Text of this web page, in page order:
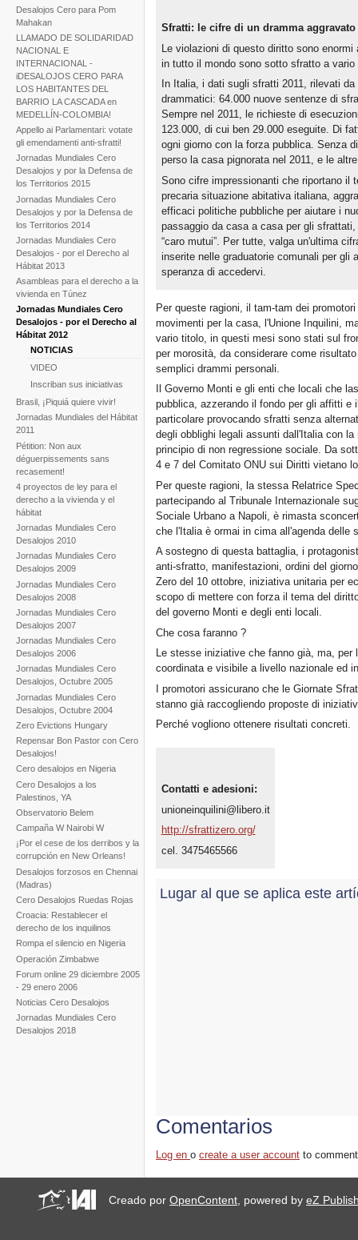
Desalojos Cero para Pom
Mahakan
LLAMADO DE SOLIDARIDAD
NACIONAL E
INTERNACIONAL -
iDESALOJOS CERO PARA
LOS HABITANTES DEL
BARRIO LA CASCADA en
MEDELLÍN-COLOMBIA!
Appello ai Parlamentari: votate
gli emendamenti anti-sfratti!
Jornadas Mundiales Cero
Desalojos y por la Defensa de
los Territorios 2015
Jornadas Mundiales Cero
Desalojos y por la Defensa de
los Territorios 2014
Jornadas Mundiales Cero
Desalojos - por el Derecho al
Hábitat 2013
Asambleas para el derecho a la
vivienda en Túnez
Jornadas Mundiales Cero
Desalojos - por el Derecho al
Hábitat 2012
NOTICIAS
VIDEO
Inscriban sus iniciativas
Brasil, ¡Piquiá quiere vivir!
Jornadas Mundiales del Hábitat
2011
Pétition: Non aux
déguerpissements sans
recasement!
4 proyectos de ley para el
derecho a la vivienda y el
hábitat
Jornadas Mundiales Cero
Desalojos 2010
Jornadas Mundiales Cero
Desalojos 2009
Jornadas Mundiales Cero
Desalojos 2008
Jornadas Mundiales Cero
Desalojos 2007
Jornadas Mundiales Cero
Desalojos 2006
Jornadas Mundiales Cero
Desalojos, Octubre 2005
Jornadas Mundiales Cero
Desalojos, Octubre 2004
Zero Evictions Hungary
Repensar Bon Pastor con Cero
Desalojos!
Cero desalojos en Nigeria
Cero Desalojos a los
Palestinos, YA
Observatorio Belem
Campaña W Nairobi W
¡Por el cese de los derribos y la
corrupción en New Orleans!
Desalojos forzosos en Chennai
(Madras)
Cero Desalojos Ruedas Rojas
Croacia: Restablecer el
derecho de los inquilinos
Rompa el silencio en Nigeria
Operación Zimbabwe
Forum online 29 diciembre 2005
- 29 enero 2006
Noticias Cero Desalojos
Jornadas Mundiales Cero
Desalojos 2018
Sfratti: le cifre di un dramma
Le violazioni di questo diritto sono
in tutto il mondo sono sotto sfratto a vario
In Italia, i dati sugli sfratti 2011, rilevati
drammatici: 64.000 nuove sentenze di
Sempre nel 2011, le richieste di
123.000, di cui ben 29.000 eseguite. Di
ogni giorno con la forza pubblica. Senza
perso la casa pignorata nel 2011, e le
Sono cifre impressionanti che riportano il
precaria situazione abitativa italiana,
efficaci politiche pubbliche per aiutare i
passaggio da casa a casa per gli
“caro mutui”. Per tutte, valga un'ultima
inserite nelle graduatorie comunali per gli
speranza di accedervi.
Per queste ragioni, il tam-tam dei
movimenti per la casa, l'Unione Inquilini,
vario titolo, in questi mesi sono stati sul
per morosità, da considerare come
semplici drammi personali.
Il Governo Monti e gli enti che locali che
pubblica, azzerando il fondo per gli affitti e
particolare provocando sfratti senza
degli obblighi legali assunti dall'Italia con
principio di non regressione sociale. Da
4 e 7 del Comitato ONU sui Diritti vietano
Per queste ragioni, la stessa Relatrice
partecipando al Tribunale Internazionale
Sociale Urbano a Napoli, è rimasta
che l'Italia è ormai in cima all'agenda delle
A sostegno di questa battaglia, i
anti-sfratto, manifestazioni, ordini del
Zero del 10 ottobre, iniziativa unitaria per
scopo di mettere con forza il tema del
del governo Monti e degli enti locali.
Che cosa faranno ?
Le stesse iniziative che fanno già, ma,
coordinata e visibile a livello nazionale ed
I promotori assicurano che le Giornate
stanno già raccogliendo proposte di
Perché vogliono ottenere risultati concreti.
Contatti e adesioni:
unioneinquilini@libero.it
http://sfrattizero.org/
cel. 3475465566
Lugar al que se aplica este
Comentarios
Log enocreate a user account to
Creado porOpenContent, powered byeZ